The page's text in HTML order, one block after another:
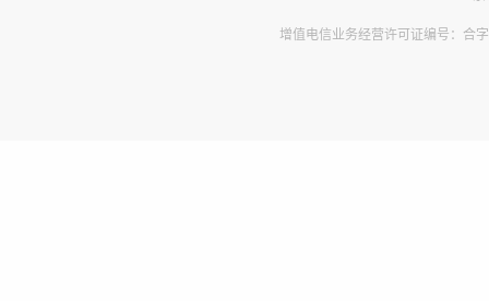
增值电信业务经营许可证编号：合